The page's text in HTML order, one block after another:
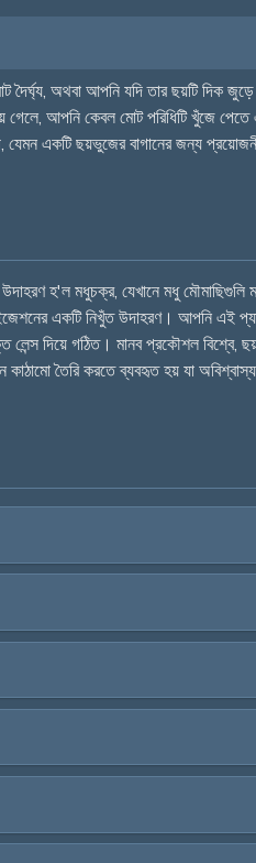
অথবা আপনি যদি তার ছয়টি দিক
আপনি কেবল মোট পরিধিটি খুঁজে
একটি ছয়ভুজের বাগানের জন্য
হ'ল মধুচক্র, যেখানে মধু
একটি নিখুঁত উদাহরণ। আপনি এই
দিয়ে গঠিত। মানব প্রকৌশল
তৈরি করতে ব্যবহৃত হয় যা